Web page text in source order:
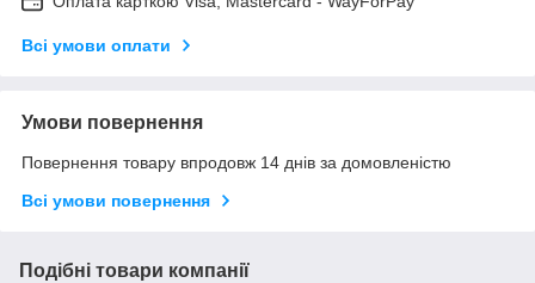
Всі умови оплати
Умови повернення
Повернення товару впродовж 14 днів за домовленістю
Всі умови повернення
Подібні товари компанії